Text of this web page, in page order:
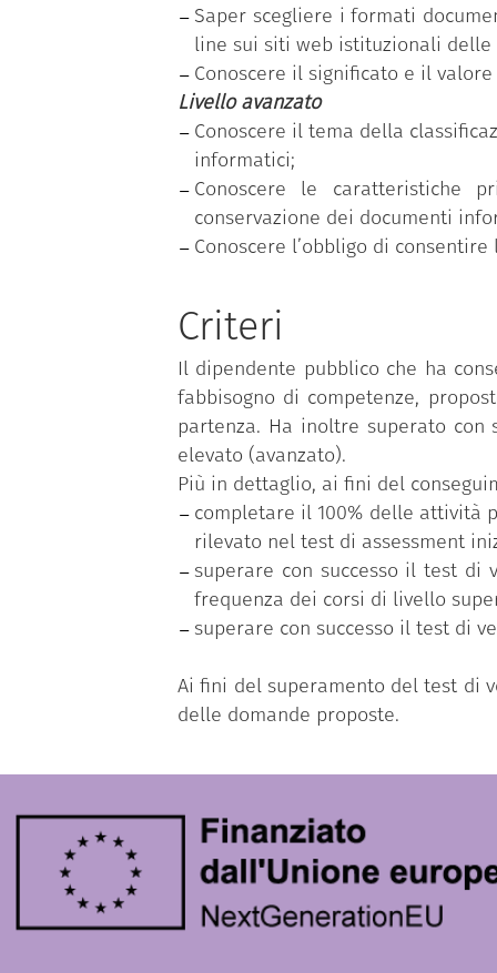
Saper scegliere i formati
line sui siti web istituzionali delle
Conoscere il significato e il
Livello avanzato
Conoscere il tema della
informatici;
Conoscere le caratteristiche
conservazione dei documenti
Conoscere l’obbligo di
Criteri
Il dipendente pubblico che ha
fabbisogno di competenze,
partenza. Ha inoltre superato
elevato (avanzato).
Più in dettaglio, ai fini del
completare il 100% delle attività
rilevato nel test di assessment
superare con successo il test di
frequenza dei corsi di livello
superare con successo il test di
Ai fini del superamento del test di
delle domande proposte.